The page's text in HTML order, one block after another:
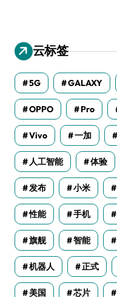
云标签
5G GALAXY
OPPO Pro
Vivo 一加
人工智能 体验
发布 小米
性能 手机
旗舰 智能
机器人 正式
美国 芯片